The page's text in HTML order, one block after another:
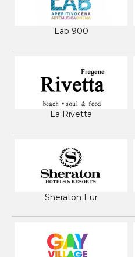
Lab 900
La Rivetta
Sheraton Eur